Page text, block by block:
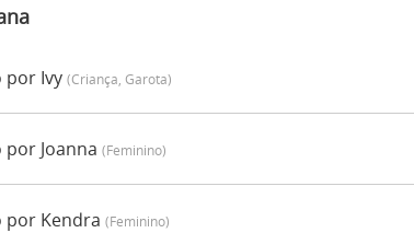
por Ivy (criança, Garota)
Joanna (feminino)
por Kendra (feminino)